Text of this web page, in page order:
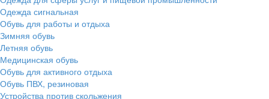
Одежда сигнальная
Обувь для работы и отдыха
Зимняя обувь
Летняя обувь
Медицинская обувь
Обувь для активного отдыха
Обувь ПВХ, резиновая
Устройства против скольжения